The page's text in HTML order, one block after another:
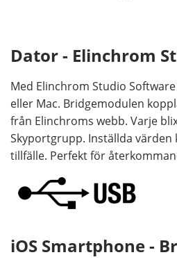
Dator - Elinchrom
Med Elinchrom Studio
eller Mac. Bridgemodulen
från Elinchroms webb. Varje
Skyportgrupp. Inställda
tillfälle. Perfekt för
iOS Smartphone -